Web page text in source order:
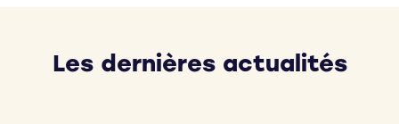
Les dernières actualités